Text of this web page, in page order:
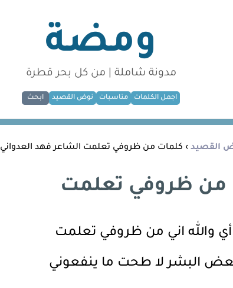
ومضة
مدونة شاملة | من كل بحر قطرة
اجمل الكلمات مناسبات نوض القصيد ابحث
القصيد › كلمات من ظروفي تعلمت الشاعر فهد العدواني
من ظروفي تعلمت
أي والله اني من ظروفي تعلمت
البشر لا طحت ما ينفعوني